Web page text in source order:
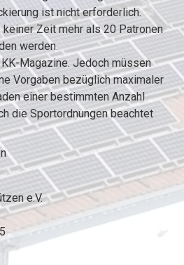
ist nicht erforderlich.
Zeit mehr als 20 Patronen
werden.
Magazine. Jedoch müssen
Vorgaben bezüglich maximaler
einer bestimmten Anzahl
die Sportordnungen beachtet
e.V.